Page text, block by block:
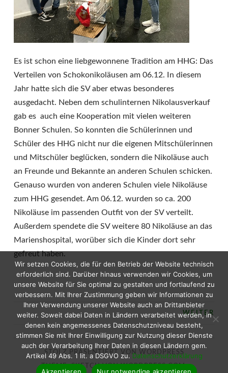
Es ist schon eine liebgewonnene Tradition am HHG: Das
Verteilen von Schokonikoläusen am 06.12. In diesem
Jahr hatte sich die SV aber etwas besonderes
ausgedacht. Neben dem schulinternen Nikolausverkauf
gab es auch eine Kooperation mit vielen weiteren
Bonner Schulen. So konnten die Schülerinnen und
Schüler des HHG nicht nur die eigenen Mitschülerinnen
und Mitschüler beglücken, sondern die Nikoläuse auch
an Freunde und Bekannte an anderen Schulen schicken.
Genauso wurden von anderen Schulen viele Nikoläuse
zum HHG gesendet. Am 06.12. wurden so ca. 200
Nikoläuse im passenden Outfit von der SV verteilt.
Außerdem spendete die SV weitere 80 Nikoläuse an das
Marienshospital, worüber sich die Kinder dort sehr
gefreut haben.
BEITRAGS-
NAVIGATION
WEITER
STOLZ PRÄSENTIERT VON WORDPRESS
THEME: SKETCH VONWORDPRESS.COM.
Wir setzen Cookies, die für den Betrieb der Website technisch
erforderlich sind. Darüber hinaus verwenden wir Cookies, um
unsere Website für Sie optimal zu gestalten und fortlaufend zu
verbessern. Mit Ihrer Zustimmung geben wir Informationen zu
Ihrer Verwendung unserer Website auch an Drittanbieter
weiter. Soweit dabei Daten in Ländern verarbeitet werden, in
denen kein angemessenes Datenschutzniveau besteht,
stimmen Sie mit Ihrer Einwilligung zur Nutzung dieser Dienste
auch der Verarbeitung Ihrer Daten in diesen Ländern gem.
Artikel 49 Abs. 1 lit. a DSGVO zu. Datenschutzerklärung
Akzeptieren
Nur notwendige akzeptieren